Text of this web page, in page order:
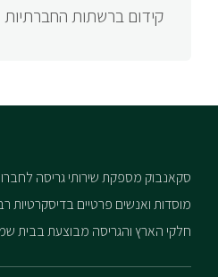
קידום ברשתות החברתיות
סקאנבוק מספקת שירותי גריסה
מוסדות ואנשים פרטיים בדיסקרטיות
חלקי הארץ והגריסה מבוצעת בבית